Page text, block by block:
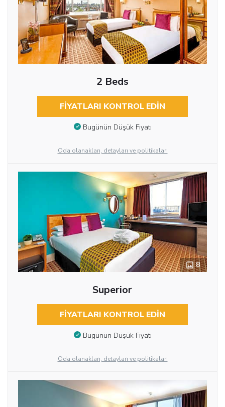
2 Beds
FIYATLARI KONTROL EDIN
Bugünün Düşük Fiyatı
Oda olanakları, detayları ve politikaları
8
Superior
FIYATLARI KONTROL EDIN
Bugünün Düşük Fiyatı
Oda olanakları, detayları ve politikaları